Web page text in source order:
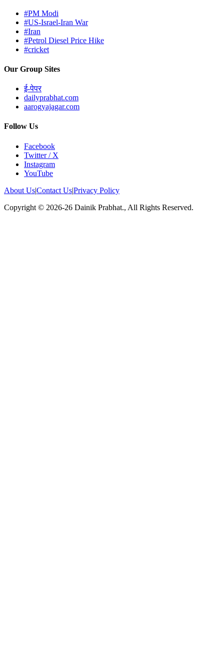
#PM Modi
#US-Israel-Iran War
#Iran
#Petrol Diesel Price Hike
#cricket
Our Group Sites
ई-पेपर
dailyprabhat.com
aarogyajagar.com
Follow Us
Facebook
Twitter / X
Instagram
YouTube
About Us|Contact Us|Privacy Policy
Copyright © 2026-26 Dainik Prabhat., All Rights Reserved.